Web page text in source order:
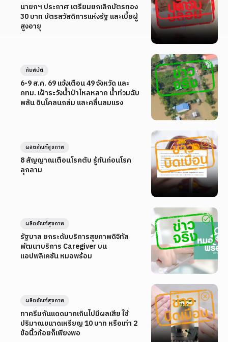
นายกฯ ประกาศ เตรียมยกเลิกบัตรทอง
30 บาท บัตรสวัสดิการแห่งรัฐ และเบี้ยผู้
สูงอายุ
6-9 ส.ค. 69 แจ้งเตือน 49 จังหวัด และ
กทม. เฝ้าระวังน้ำป่าไหลหลาก น้ำท่วมฉับ
พลัน ดินโคลนถล่ม และคลื่นลมแรง
ภัยพิบัติ
8 สัญญาณเตือนโรคตับ รู้ทันก่อนโรค
ลุกลาม
ผลิตภัณฑ์สุขภาพ
รัฐบาล ยกระดับบริการสุขภาพดิจิทัล
พัฒนาบริการ Caregiver บน
แอปพลิเคชัน หมอพร้อม
ผลิตภัณฑ์สุขภาพ
ทาครีมกันแดดมากเกินไปมีผลเสีย ใช้
ปริมาณขนาดเหรียญ 10 บาท หรือเท่า 2
ข้อนิ้วก้อยก็เพียงพอ
ผลิตภัณฑ์สุขภาพ